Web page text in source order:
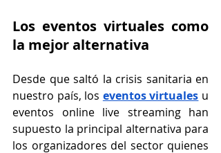
Los eventos virtuales como
la mejor alternativa
Desde que saltó la crisis sanitaria en
nuestro país, los eventos virtuales u
eventos online live streaming han
supuesto la principal alternativa para
los organizadores del sector quienes